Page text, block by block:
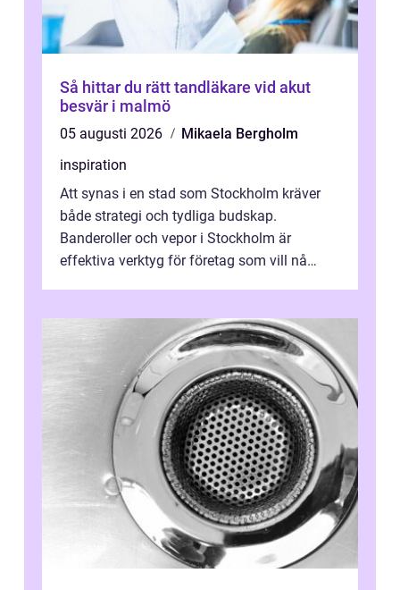
Så hittar du rätt tandläkare vid akut
besvär i malmö
05 augusti 2026
Mikaela Bergholm
inspiration
Att synas i en stad som Stockholm kräver
både strategi och tydliga budskap.
Banderoller och vepor i Stockholm är
effektiva verktyg för företag som vill nå